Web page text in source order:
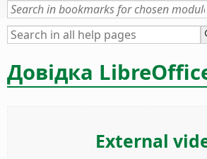
Довідка
External